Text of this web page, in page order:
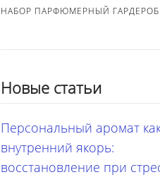
НАБОР ПАРФЮМЕРНЫЙ ГАРДЕРОБ
Новые статьи
Персональный аромат
внутренний якорь:
восстановление при